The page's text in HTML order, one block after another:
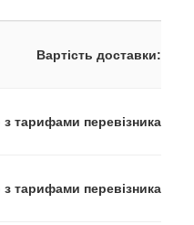
Вартість доставки:
з тарифами перевізника
з тарифами перевізника